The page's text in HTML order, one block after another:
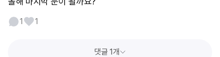
1 1
댓글 1개